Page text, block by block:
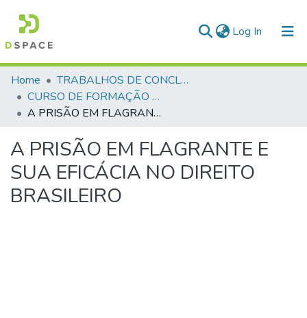
Log In (current)
Communities & Collections
All of DSpace
Home
TRABALHOS DE CONCLUSÃO DE CURSO - CFP (CURSO DE FORMAÇÃO DE PRAÇAS)
CURSO DE FORMAÇÃO DE PRAÇAS - CFP - 2018
A PRISÃO EM FLAGRANTE E SUA EFICÁCIA NO DIREITO BRASILEIRO
A PRISÃO EM FLAGRANTE E
SUA EFICÁCIA NO DIREITO
BRASILEIRO